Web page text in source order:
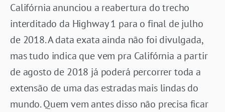
Califórnia anunciou a reabertura do trecho
interditado da Highway 1 para o final de julho
de 2018. A data exata ainda não foi divulgada,
mas tudo indica que vem pra Califórnia a partir
de agosto de 2018 já poderá percorrer toda a
extensão de uma das estradas mais lindas do
mundo. Quem vem antes disso não precisa ficar